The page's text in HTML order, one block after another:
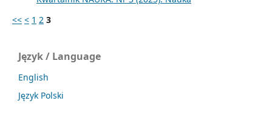
<< < 1 2 3
Język / Language
English
Język Polski